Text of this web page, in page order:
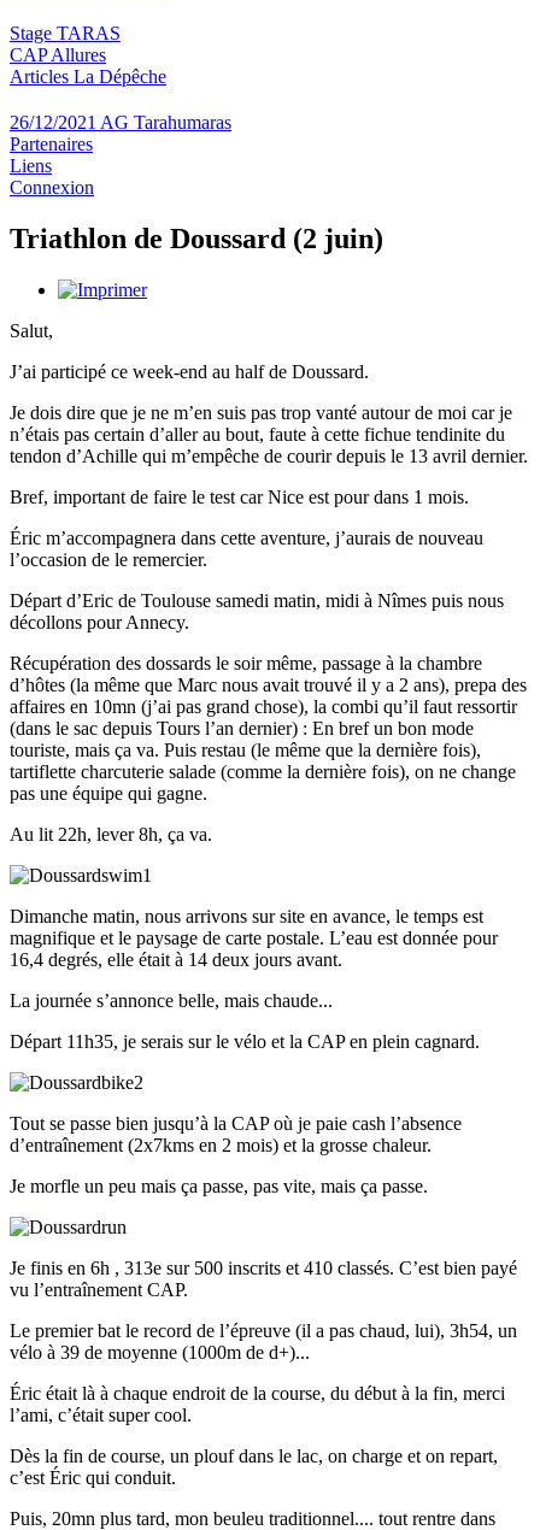
Stage TARAS
CAP Allures
Articles La Dépêche
26/12/2021 AG Tarahumaras
Partenaires
Liens
Connexion
Triathlon de Doussard (2 juin)
Salut,
J’ai participé ce week-end au half de Doussard.
Je dois dire que je ne m’en suis pas trop vanté autour de moi car je
n’étais pas certain d’aller au bout, faute à cette fichue tendinite du
tendon d’Achille qui m’empêche de courir depuis le 13 avril dernier.
Bref, important de faire le test car Nice est pour dans 1 mois.
Éric m’accompagnera dans cette aventure, j’aurais de nouveau
l’occasion de le remercier.
Départ d’Eric de Toulouse samedi matin, midi à Nîmes puis nous
décollons pour Annecy.
Récupération des dossards le soir même, passage à la chambre
d’hôtes (la même que Marc nous avait trouvé il y a 2 ans), prepa des
affaires en 10mn (j’ai pas grand chose), la combi qu’il faut ressortir
(dans le sac depuis Tours l’an dernier) : En bref un bon mode
touriste, mais ça va. Puis restau (le même que la dernière fois),
tartiflette charcuterie salade (comme la dernière fois), on ne change
pas une équipe qui gagne.
Au lit 22h, lever 8h, ça va.
Dimanche matin, nous arrivons sur site en avance, le temps est
magnifique et le paysage de carte postale. L’eau est donnée pour
16,4 degrés, elle était à 14 deux jours avant.
La journée s’annonce belle, mais chaude...
Départ 11h35, je serais sur le vélo et la CAP en plein cagnard.
Tout se passe bien jusqu’à la CAP où je paie cash l’absence
d’entraînement (2x7kms en 2 mois) et la grosse chaleur.
Je morfle un peu mais ça passe, pas vite, mais ça passe.
Je finis en 6h , 313e sur 500 inscrits et 410 classés. C’est bien payé
vu l’entraînement CAP.
Le premier bat le record de l’épreuve (il a pas chaud, lui), 3h54, un
vélo à 39 de moyenne (1000m de d+)...
Éric était là à chaque endroit de la course, du début à la fin, merci
l’ami, c’était super cool.
Dès la fin de course, un plouf dans le lac, on charge et on repart,
c’est Éric qui conduit.
Puis, 20mn plus tard, mon beuleu traditionnel.... tout rentre dans